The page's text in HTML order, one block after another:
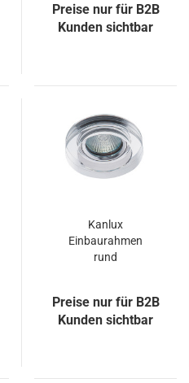
Preise nur für B2B
Kunden sichtbar
Kanlux
Einbaurahmen
rund
Preise nur für B2B
Kunden sichtbar